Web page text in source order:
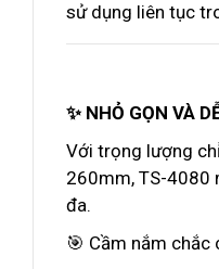
sử dụng liên tục
✨ NHỎ GỌN VÀ
Với trọng lượng
260mm, TS-4080
đa.
🎯 Cầm nắm chắc